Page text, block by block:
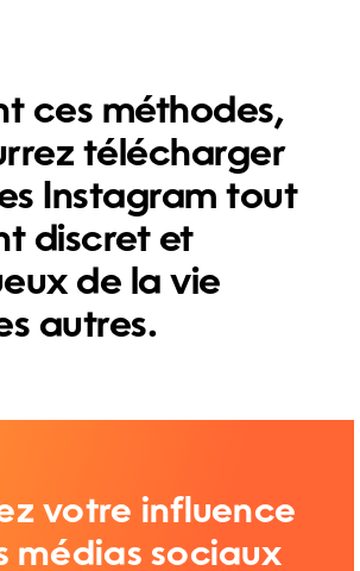
ces méthodes,
télécharger
Instagram tout
discret et
de la vie
autres.
votre influence
médias sociaux